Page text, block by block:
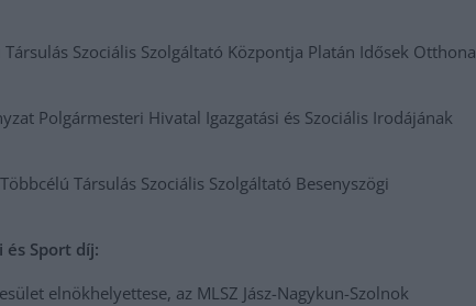
Szociális Szolgáltató Központja Platán Idősek Otthona
Polgármesteri Hivatal Igazgatási és Szociális Irodájának
Társulás Szociális Szolgáltató Besenyszögi
és Sport díj:
elnökhelyettese, az MLSZ Jász-Nagykun-Szolnok